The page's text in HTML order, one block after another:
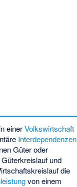
einerVolkswirtschaft
Interdependenzen
Güter oder
und
die
von einem